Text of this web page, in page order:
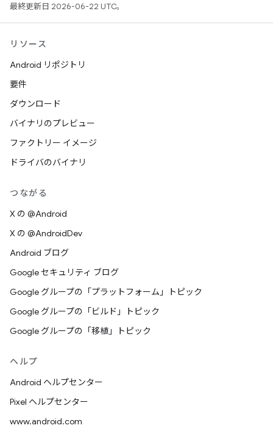
最終更新日 2026-06-22 UTC。
リソース
Android リポジトリ
要件
ダウンロード
バイナリのプレビュー
ファクトリー イメージ
ドライバのバイナリ
つながる
X の @Android
X の @AndroidDev
Android ブログ
Google セキュリティ ブログ
Google グループの「プラットフォーム」トピック
Google グループの「ビルド」トピック
Google グループの「移植」トピック
ヘルプ
Android ヘルプセンター
Pixel ヘルプセンター
www.android.com